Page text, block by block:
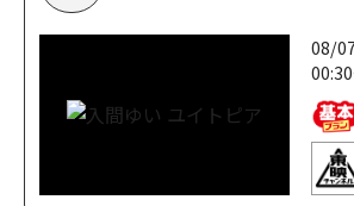
08/